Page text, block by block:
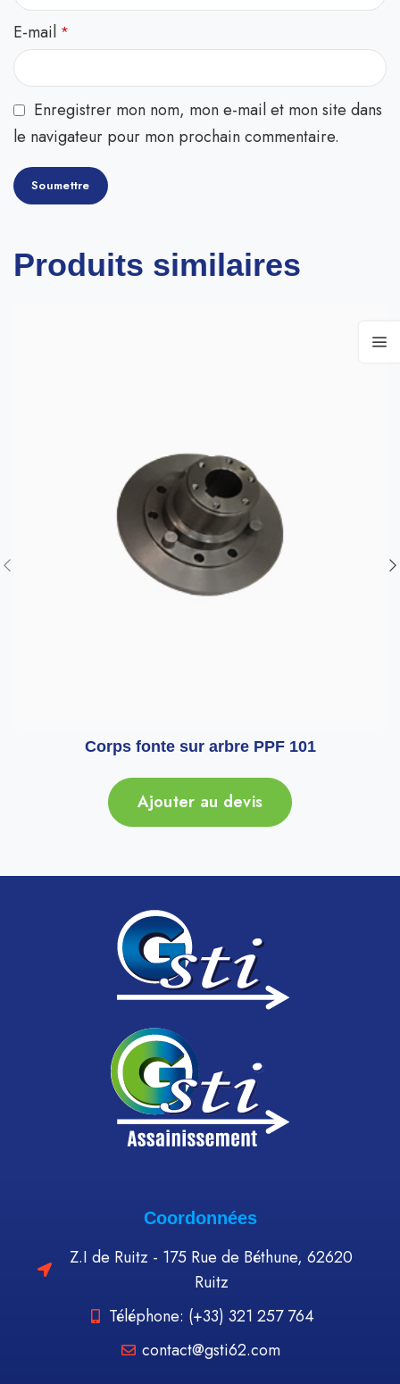
E-mail *
Enregistrer mon nom, mon e-mail et mon site dans
le navigateur pour mon prochain commentaire.
Produits similaires
Corps fonte sur arbre PPF 101
Ajouter au devis
Coordonnées
Z.I de Ruitz - 175 Rue de Béthune, 62620
Ruitz
Téléphone: (+33) 321 257 764
contact@gsti62.com